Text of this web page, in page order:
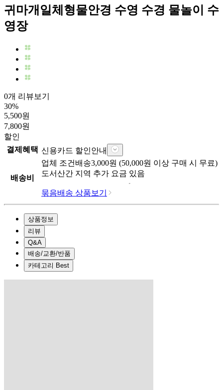
귀마개일체형물안경 수영 수경 물놀이 수
영장
0개 리뷰보기
30%
5,500원
7,800원
할인
결제혜택 신용카드 할인안내
배송비
업체 조건배송3,000원 (50,000원 이상 구매 시 무료)
도서산간 지역 추가 요금 있음
묶음배송 상품보기
상품정보
리뷰
Q&A
배송/교환/반품
카테고리 Best